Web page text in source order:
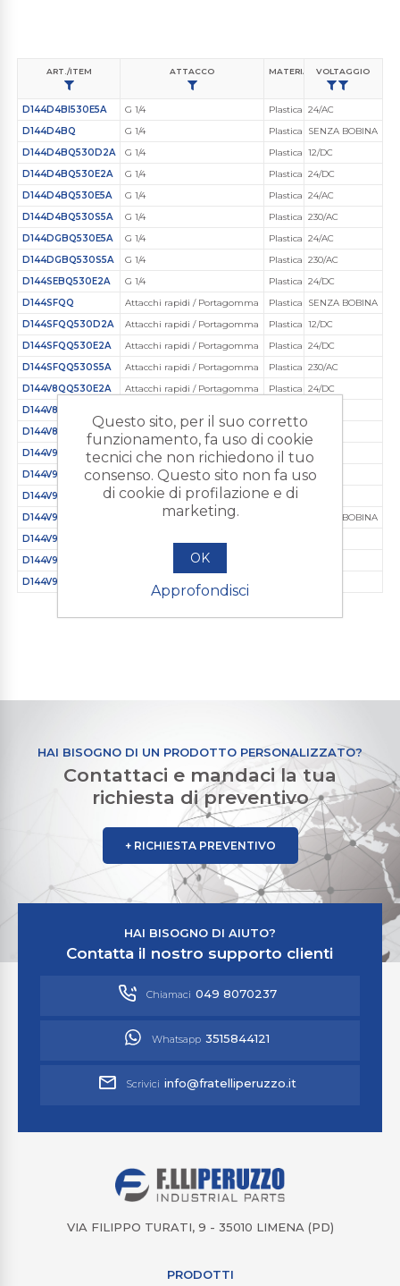
ART./ITEM ATTACCO MATERIALE CORPO VALVOLA
VOLTAGGIO
D144D4BI530E5A G 1/4 Plastica Ingegnerizzata
24/AC
D144D4BQ
G 1/4 Plastica Ingegnerizzata
SENZA BOBINA
D144D4BQ530D2A
G 1/4 Plastica Ingegnerizzata
12/DC
D144D4BQ530E2A
G 1/4 Plastica Ingegnerizzata
24/DC
D144D4BQ530E5A
G 1/4 Plastica Ingegnerizzata
24/AC
D144D4BQ530S5A
G 1/4 Plastica Ingegnerizzata
230/AC
D144DGBQ530E5A
G 1/4 Plastica Ingegnerizzata
24/AC
D144DGBQ530S5A
G 1/4 Plastica Ingegnerizzata
230/AC
D144SEBQ530E2A
G 1/4 Plastica Ingegnerizzata
24/DC
D144SFQQ
Attacchi rapidi / Portagomma Plastica Ingegnerizzata
SENZA BOBINA
D144SFQQ530D2A
Attacchi rapidi / Portagomma Plastica Ingegnerizzata
12/DC
D144SFQQ530E2A
Attacchi rapidi / Portagomma Plastica Ingegnerizzata
24/DC
D144SFQQ530S5A
Attacchi rapidi / Portagomma Plastica Ingegnerizzata
230/AC
D144V8QQ530E2A
Attacchi rapidi / Portagomma Plastica Ingegnerizzata
24/DC
D144V8QQ530E5A
D144V8QQ530S5A
Attacchi rapidi / Portagomma Plastica Ingegnerizzata
D144V9BI530E2A
G 1/4 Plastica Ingegnerizzata
24/DC
D144V9BI530E5A
G 1/4 Plastica Ingegnerizzata
24/AC
D144V9BI530S5A
G 1/4 Plastica Ingegnerizzata
D144V9BQ
Plastica Ingegnerizzata
SENZA BOBINA
D144V9BQ530E2A
D144V9BQ530E5A
D144V9BQ530S5A
HAI BISOGNO DI UN PRODOTTO PERSONALIZZATO?
Contattaci e mandaci la tua
richiesta di preventivo
+ RICHIESTA PREVENTIVO
HAI BISOGNO DI AIUTO?
Contatta il nostro supporto clienti
Chiamaci 049 8070237
Whatsapp 3515844121
Scrivici info@fratelliperuzzo.it
VIA FILIPPO TURATI, 9 - 35010 LIMENA (PD)
PRODOTTI
Questo sito, per il suo corretto
funzionamento, fa uso di cookie
tecnici che non richiedono il tuo
consenso. Questo sito non fa uso
di cookie di profilazione e di
marketing.
OK
Approfondisci